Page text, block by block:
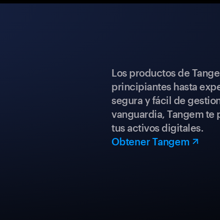
Los productos de
principiantes hasta
segura y fácil de
vanguardia, Tangem
tus activos digitales.
Obtener Tangem